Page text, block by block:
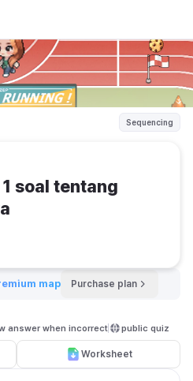
Sequencing
soal tentang
map Purchase plan
answer when incorrect public quiz
Worksheet